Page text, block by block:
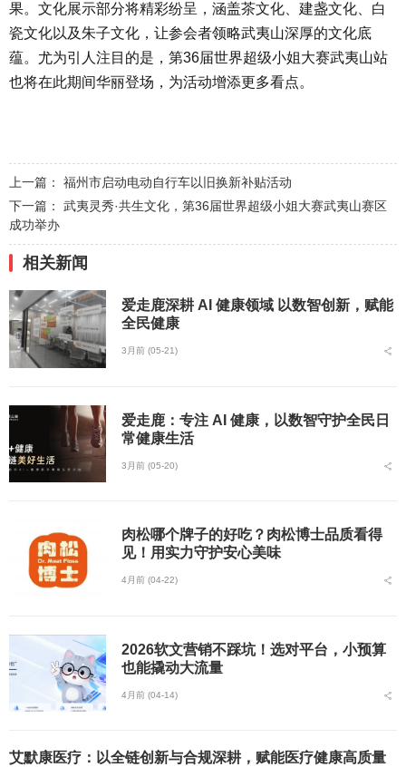
果。文化展示部分将精彩纷呈，涵盖茶文化、建盏文化、白
瓷文化以及朱子文化，让参会者领略武夷山深厚的文化底
蕴。尤为引人注目的是，第36届世界超级小姐大赛武夷山站
也将在此期间华丽登场，为活动增添更多看点。
上一篇： 福州市启动电动自行车以旧换新补贴活动
下一篇： 武夷灵秀·共生文化，第36届世界超级小姐大赛武夷山赛区
成功举办
相关新闻
爱走鹿深耕 AI 健康领域 以数智创新，赋能
全民健康
3月前 (05-21)
爱走鹿：专注 AI 健康，以数智守护全民日
常健康生活
3月前 (05-20)
肉松哪个牌子的好吃？肉松博士品质看得
见！用实力守护安心美味
4月前 (04-22)
2026软文营销不踩坑！选对平台，小预算
也能撬动大流量
4月前 (04-14)
艾默康医疗：以全链创新与合规深耕，赋能医疗健康高质量